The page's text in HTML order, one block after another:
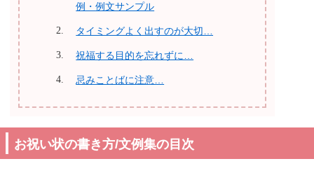
例・例文サンプル
タイミングよく出すのが大切…
祝福する目的を忘れずに…
忌みことばに注意…
お祝い状の書き方/文例集の目次